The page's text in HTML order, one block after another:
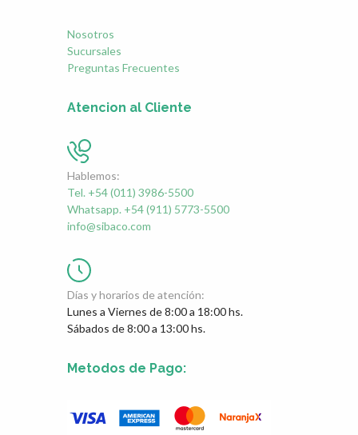
Nosotros
Sucursales
Preguntas Frecuentes
Atencion al Cliente
Hablemos:
Tel. +54 (011) 3986-5500
Whatsapp. +54 (911) 5773-5500
info@sibaco.com
Días y horarios de atención:
Lunes a Viernes de 8:00 a 18:00 hs.
Sábados de 8:00 a 13:00 hs.
Metodos de Pago: